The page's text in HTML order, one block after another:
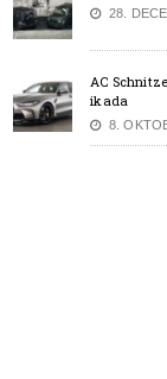
28.
AC
ikada
8.